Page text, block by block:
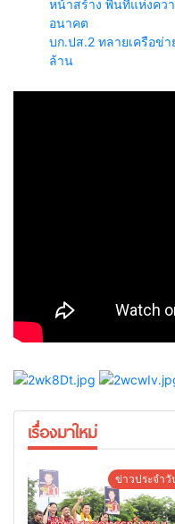
หน้าสร้าง พื้นที่แห่งคว
อนาคต
บก.ปส.2 ทลายเครือข่
ล้าน
เรื่องมาใหม่
ข่าวประจำวั